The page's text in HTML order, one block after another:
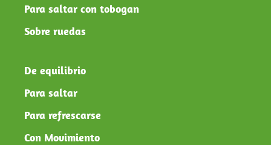
Para saltar con tobogan
Sobre ruedas
De equilibrio
Para saltar
Para refrescarse
Con Movimiento